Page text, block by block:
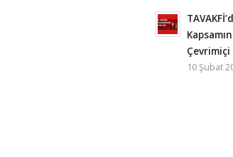
Çevrimiçi
10 Şubat